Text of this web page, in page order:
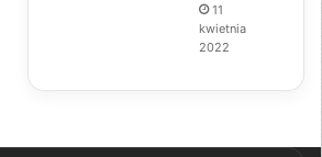
11
kwietnia
2022